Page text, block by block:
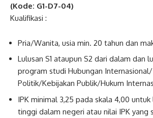
(Kode: G1-D7-04)
Kualifikasi :
Pria/Wanita, usia min. 20 tahun dan
Lulusan S1 ataupun S2 dari dalam dan
program studi Hubungan
Politik/Kebijakan Publik/Hukum
IPK minimal 3,25 pada skala 4,00
tinggi dalam negeri atau nilai IPK yang